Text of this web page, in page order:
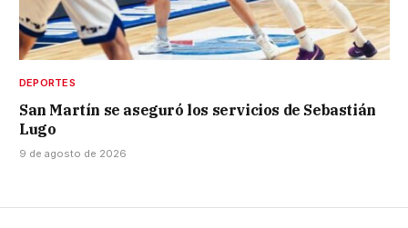
DEPORTES
San Martín se aseguró los servicios de Sebastián
Lugo
9 de agosto de 2026